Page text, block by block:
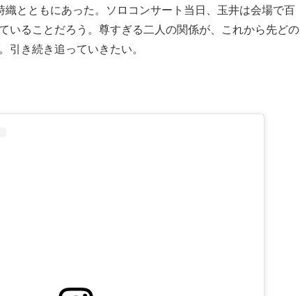
織とともにあった。ソロコンサート当日、玉井は会場で百
いることだろう。尊すぎる二人の関係が、これから先どの
引き続き追っていきたい。